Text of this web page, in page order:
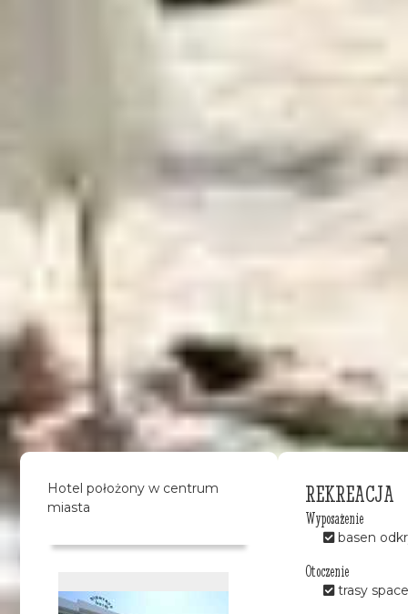
Hotel położony w centrum
miasta
REKREACJA
Wyposażenie
basen
Otoczenie
trasy